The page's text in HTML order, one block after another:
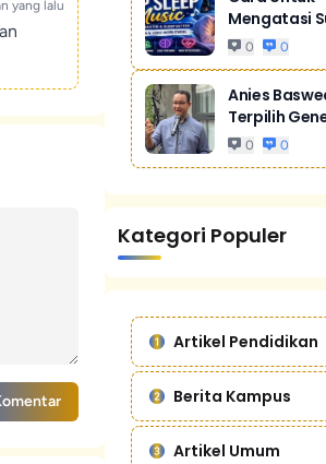
yang lalu
Mengatasi
Tidur Akibat
0 0
Anies
Terpilih
0 0
Kategori Populer
Artikel Pendidikan
Berita Kampus
Artikel Umum